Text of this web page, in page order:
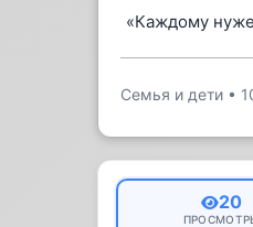
«Каждому
Семья и дети •
20